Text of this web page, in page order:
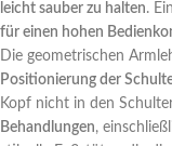
leicht sauber zu halten.
für einen hohen
Die geometrischen
Positionierung der
Kopf nicht in den
Behandlungen,